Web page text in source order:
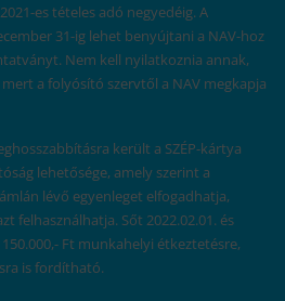
es tételes adó negyedéig. A
31-ig lehet benyújtani a NAV-hoz
Nem kell nyilatkoznia annak,
a folyósító szervtől a NAV megkapja
került a SZÉP-kártya
lehetősége, amely szerint a
lévő egyenleget elfogadhatja,
felhasználhatja. Sőt 2022.02.01. és
Ft munkahelyi étkeztetésre,
is fordítható.